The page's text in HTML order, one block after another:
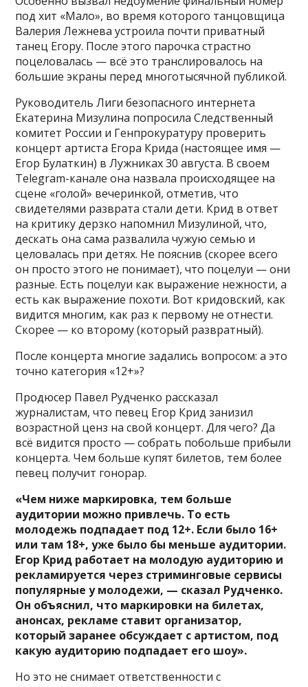
под хит «Мало», во время которого танцовщица
Валерия Лежнева устроила почти приватный
танец Егору. После этого парочка страстно
поцеловалась — всё это транслировалось на
большие экраны перед многотысячной публикой.
Руководитель Лиги безопасного интернета
Екатерина Мизулина попросила Следственный
комитет России и Генпрокуратуру проверить
концерт артиста Егора Крида (настоящее имя —
Егор Булаткин) в Лужниках 30 августа. В своем
Telegram-канале она назвала происходящее на
сцене «голой» вечеринкой, отметив, что
свидетелями разврата стали дети. Крид в ответ
на критику дерзко напомнил Мизулиной, что,
дескать она сама развалила чужую семью и
целовалась при детях. Не пояснив (скорее всего
он просто этого не понимает), что поцелуи — они
разные. Есть поцелуи как выражение нежности, а
есть как выражение похоти. Вот кридовский, как
видится многим, как раз к первому не отнести.
Скорее — ко второму (который развратный).
После концерта многие задались вопросом: а это
точно категория «12+»?
Продюсер Павел Рудченко рассказал
журналистам, что певец Егор Крид занизил
возрастной ценз на свой концерт. Для чего? Да
всё видится просто — собрать побольше прибыли
концерта. Чем больше купят билетов, тем более
певец получит гонорар.
«Чем ниже маркировка, тем больше
аудитории можно привлечь. То есть
молодежь подпадает под 12+. Если было 16+
или там 18+, уже было бы меньше аудитории.
Егор Крид работает на молодую аудиторию и
рекламируется через стриминговые сервисы
популярные у молодежи, — сказал Рудченко.
Он объяснил, что маркировки на билетах,
анонсах, рекламе ставит организатор,
который заранее обсуждает с артистом, под
какую аудиторию подпадает его шоу».
Но это не снимает ответственности с